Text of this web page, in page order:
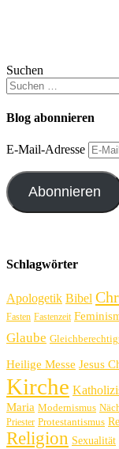
Suchen
Blog abonnieren
E-Mail-Adresse
Abonnieren
Schlagwörter
Apologetik Bibel
Fasten Fastenzeit
Glaube
Heilige Messe Jesus
Kirche
Maria Modernismus
Priester Protestantismus
Religion Sexualität